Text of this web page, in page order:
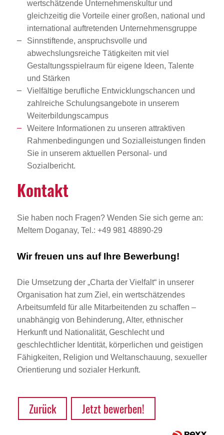
wertschätzende Unternehmenskultur und
gleichzeitig die Vorteile einer großen, national und
international auftretenden Unternehmensgruppe
Sinnstiftende, anspruchsvolle und
abwechslungsreiche Tätigkeiten mit viel
Gestaltungsspielraum für eigene Ideen, Talente
und Stärken
Vielfältige berufliche Entwicklungschancen und
zahlreiche Schulungsangebote in unserem
Weiterbildungscampus
Weitere Informationen zu unseren attraktiven
Rahmenbedingungen und Sozialleistungen finden
Sie in unserem aktuellen Personal- und
Sozialbericht.
Kontakt
Sie haben noch Fragen? Wenden Sie sich gerne an:
Meltem Doganay, Tel.: +49 981 48890-29
Wir freuen uns auf Ihre Bewerbung!
Die Umsetzung der „Charta der Vielfalt“ in unserer
Organisation hat zum Ziel, ein wertschätzendes
Arbeitsumfeld für alle Mitarbeitenden zu schaffen –
unabhängig von Behinderung, Alter, ethnischer
Herkunft und Nationalität, Geschlecht und
geschlechtlicher Identität, körperlichen und geistigen
Fähigkeiten, Religion und Weltanschauung, sexueller
Orientierung und sozialer Herkunft.
Zurück Jetzt bewerben!